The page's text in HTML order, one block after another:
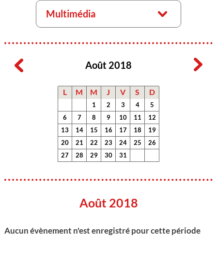
Multimédia
Août 2018
L M M J V S D
1 2 3 4
5
6
7 8 9 10 11
12
13
14 15 16 17 18
19
20
21 22 23 24 25
26
27
28 29 30 31
Août 2018
Aucun évènement n'est enregistré pour cette période